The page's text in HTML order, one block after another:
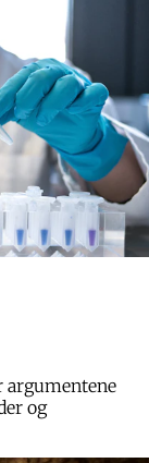
argumentene
og